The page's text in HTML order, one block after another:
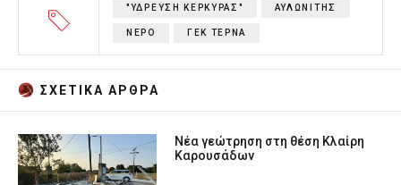
"ΥΔΡΕΥΣΗ ΚΕΡΚΥΡΑΣ" ΑΥΛΩΝΙΤΗΣ
ΝΕΡΟ ΓΕΚ ΤΕΡΝΑ
ΣΧΕΤΙΚA AΡΘΡΑ
Νέα γεώτρηση στη θέση Κλαίρη
Καρουσάδων